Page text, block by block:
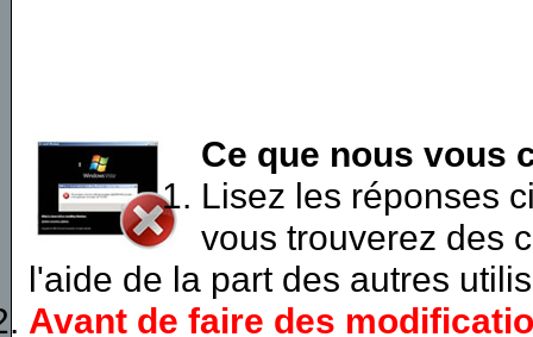
Ce que nous vous
Lisez les réponses
vous trouverez des
l'aide de la part des autres
Avant de faire des